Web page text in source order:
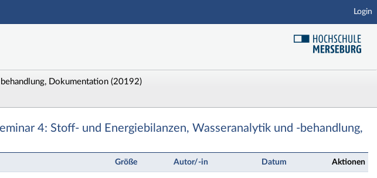
Login
Dokumentation (20192)
und Energiebilanzen, Wasseranalytik und -behandlung, Dokumentation -
4: Stoff- und Energiebilanzen, Wasseranalytik und -behandlung,
Größe Autor/-in Datum Aktionen